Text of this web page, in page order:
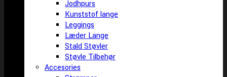
Jodhpurs
Kunststof lange
Leggings
Læder Lange
Stald Støvler
Støvle Tilbehør
Accesories